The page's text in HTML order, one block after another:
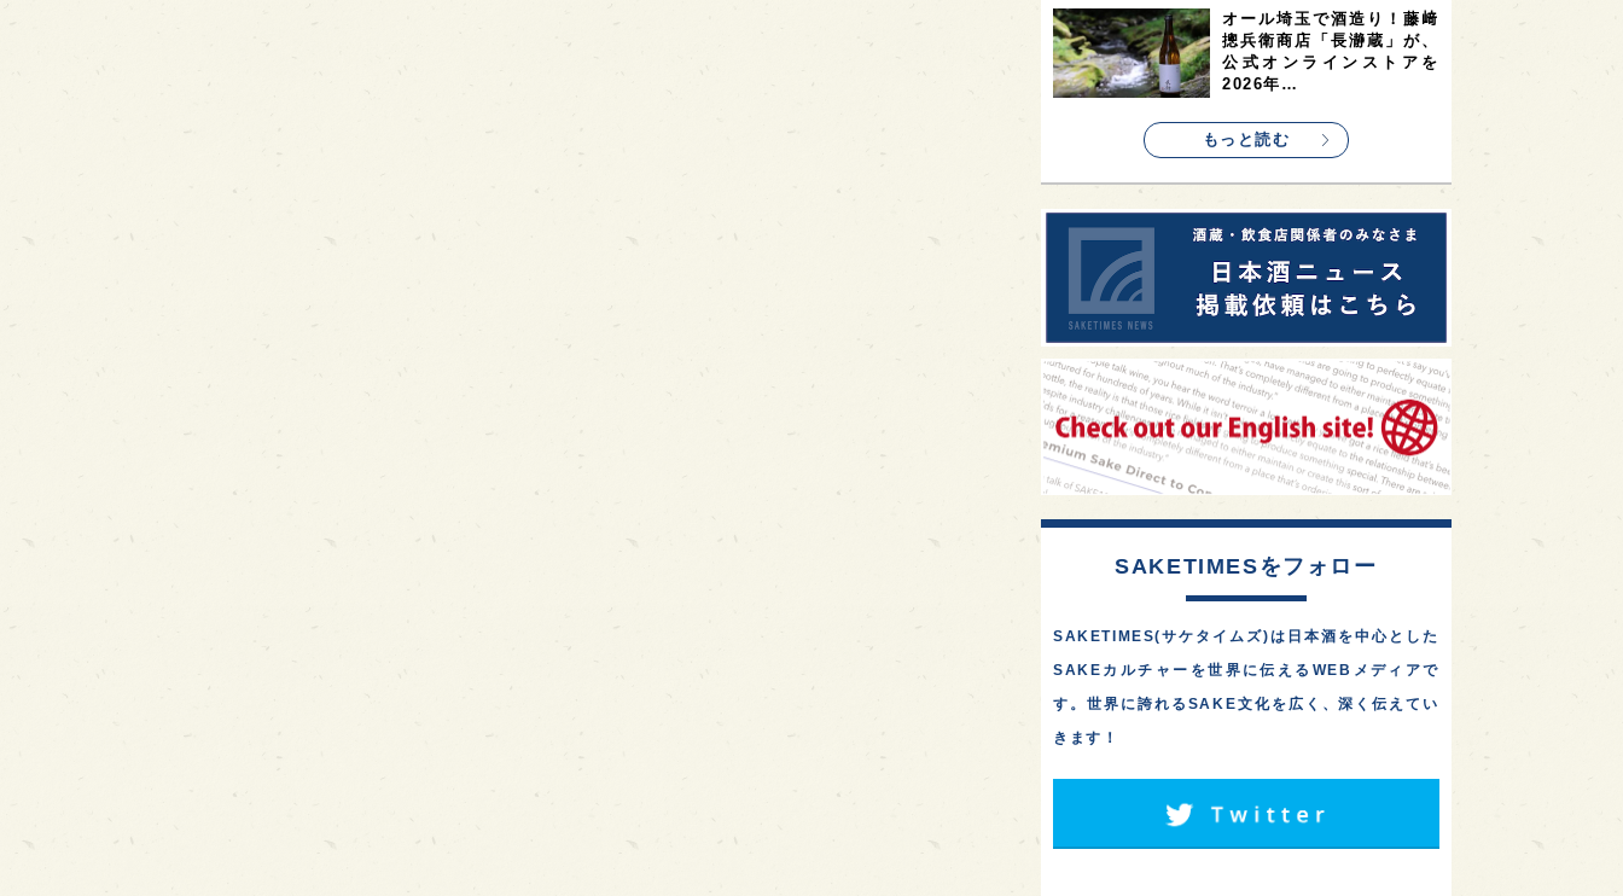
SAKE100 5 佐賀県 5 岡山県 5 岩手県 4
山口県 4 アメリカ 4 神奈川県 4
大分県 4 三重県 3 大阪府
スペイン 香港 福井県
SAKEの時代を生きる 2 静岡県 1 長崎県 1
全蔵めぐり 1 シンガポール 1 カナダ 1
群馬県 1 熊本県
イギリス 1 ノルウェー 1 新宿区 1
歌舞伎町 1 沖縄県 1 鳥取県
saketimes_image_4 1
角打ちを世界の共通語に！
いまでやの新店舗
「IMADEYA KAKU-UCHI
東京都の10蔵が集結！「武
大…
Hakkaisan×MLBのリアル
体感型POP-UPショップ
「スタンドハッカイサ…
オール埼玉で酒造り！藤﨑
摠兵衛商店「長瀞蔵」が、
公式オンラインストアを
2026年…